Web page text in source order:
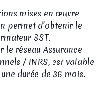
mises en œuvre
permet d’obtenir le
SST.
réseau Assurance
/ INRS, est valable
durée de 36 mois.